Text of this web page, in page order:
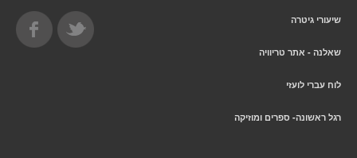
שיעורי גיטרה
שאלנה - אתר טריוויה
לוח עברי לועזי
רגל ראשונה- ספרים ומוזיקה